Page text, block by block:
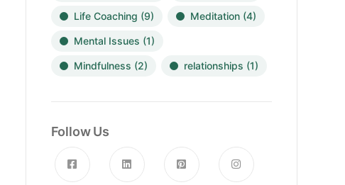
Life Coaching (9) Meditation(4)
Mental Issues (1)
Mindfulness (2) relationships (1)
Follow Us